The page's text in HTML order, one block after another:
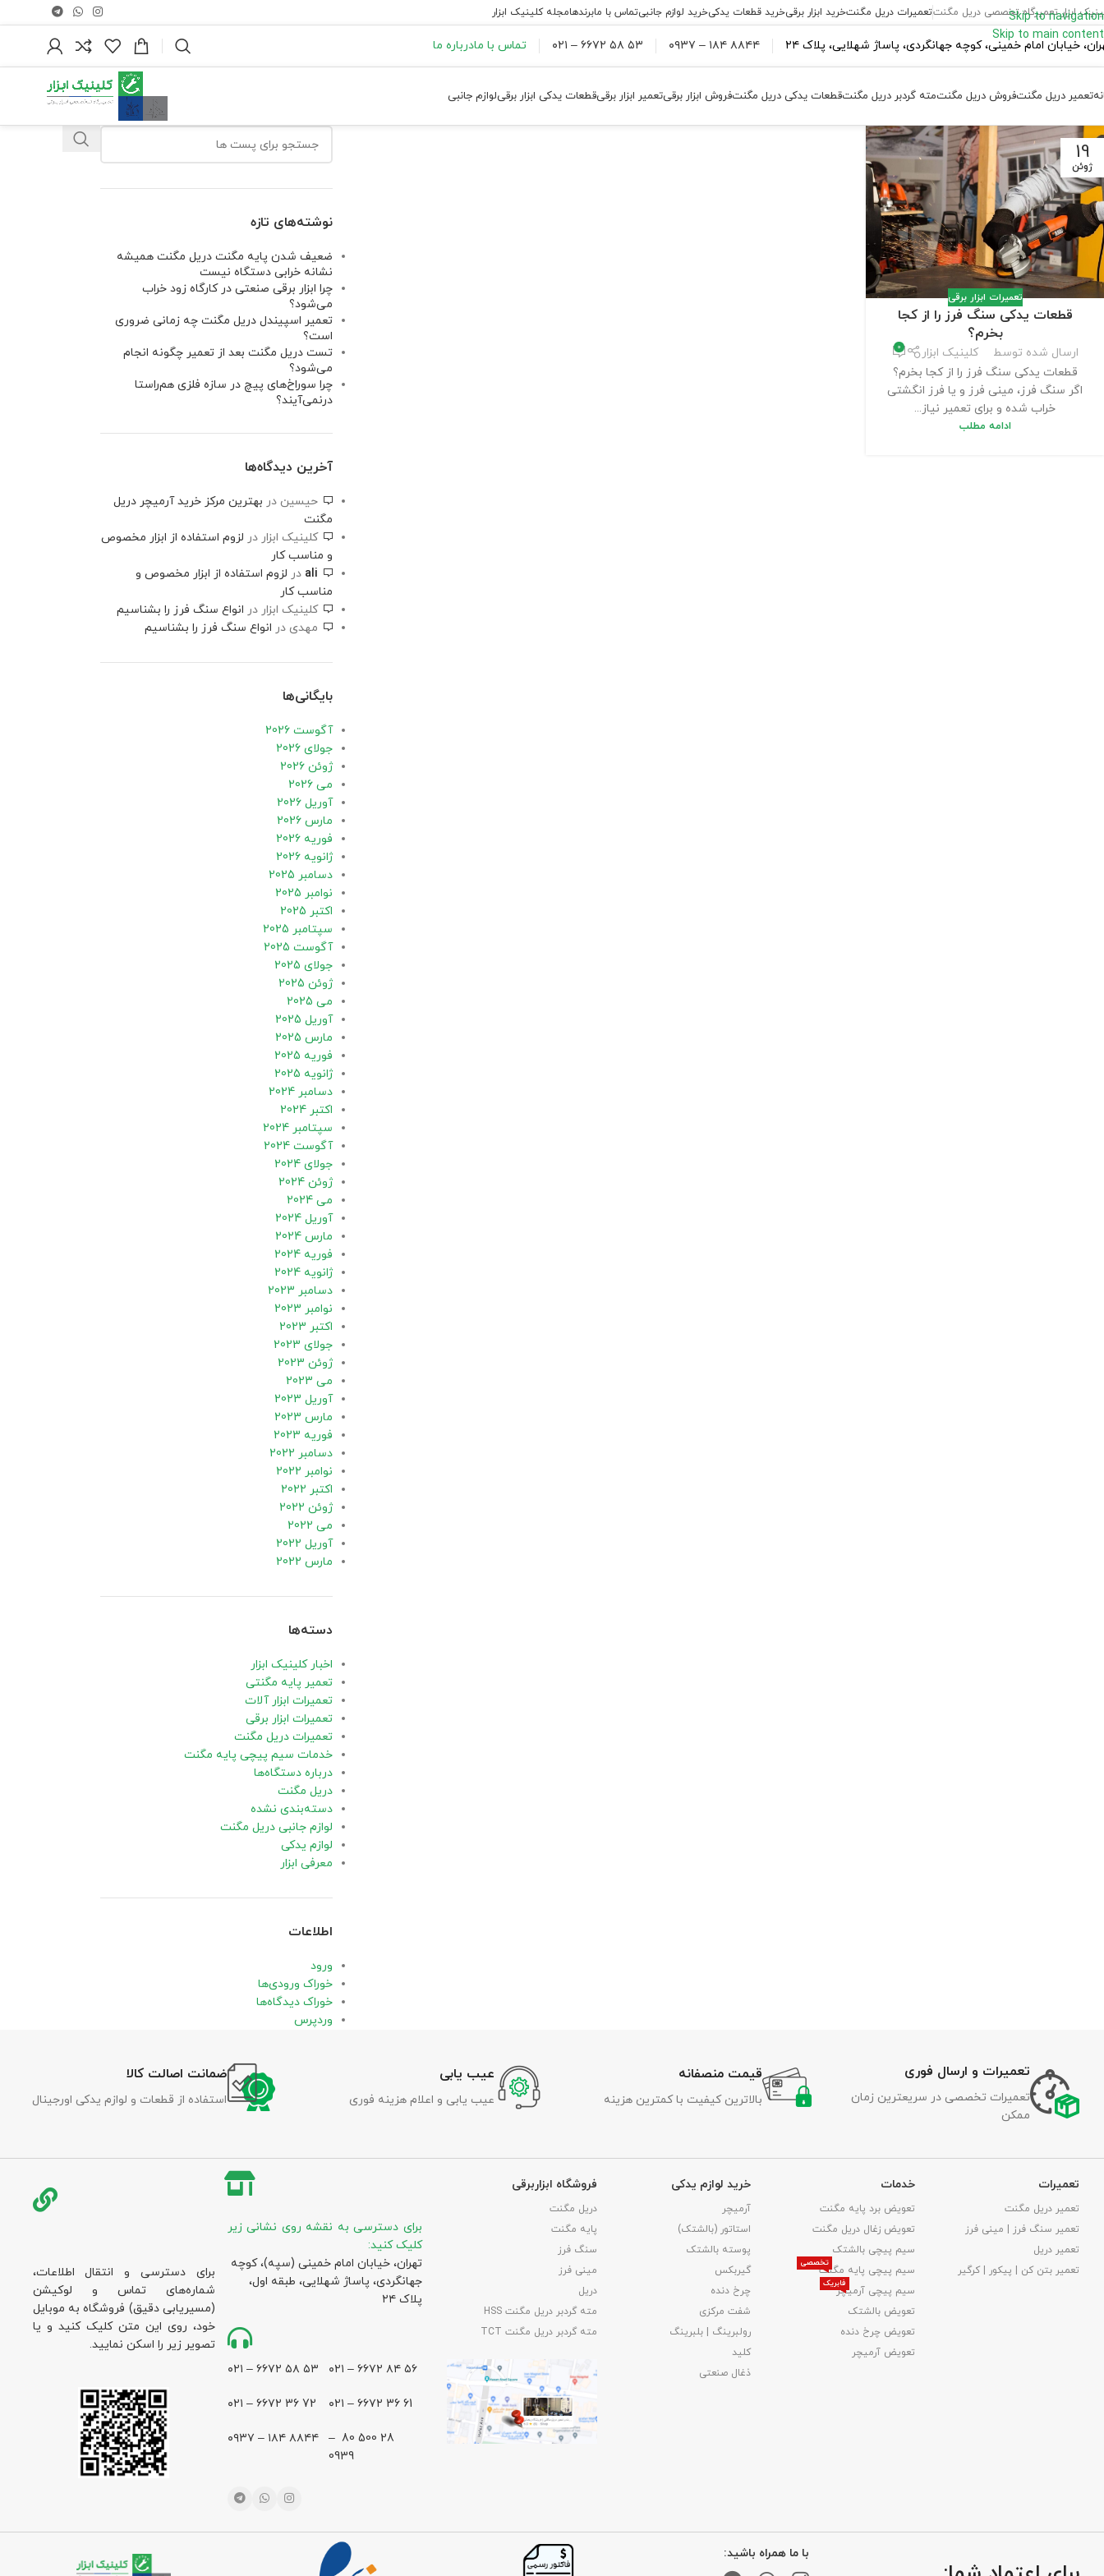
Skip to navigation
Skip to main content
ابزار تعمیرگاه تخصصی دریل مگنتتعمیرات دریل مگنتخرید ابزار برقیخرید قطعات یدکیخرید لوازم جانبیتماس با مابرندهامجله کلینیک ابزار
خیابان امام خمینی، کوچه جهانگردی، پاساژ شهلایی، پلاک ۲۴ ۸۸۴۴ ۱۸۴ – ۰۹۳۷ ۵۳ ۵۸ ۶۶۷۲ – ۰۲۱ تماس با مادرباره ما
تعمیر دریل مگنتفروش دریل مگنتمته گردبر دریل مگنتقطعات یدکی دریل مگنتفروش ابزار برقیتعمیر ابزار برقیقطعات یدکی ابزار برقیلوازم جانبی
19
ژوئن
تعمیرات ابزار برقی
قطعات یدکی سنگ فرز را از کجا
بخرم؟
ارسال شده توسط کلینیک ابزار 0
قطعات یدکی سنگ فرز را از کجا بخرم؟
اگر سنگ فرز، مینی فرز و یا فرز انگشتی
خراب شده و برای تعمیر نیاز...
ادامه مطلب
نوشته‌های تازه
ضعیف شدن پایه مگنت دریل مگنت همیشه
نشانه خرابی دستگاه نیست
چرا ابزار برقی صنعتی در کارگاه زود خراب
می‌شود؟
تعمیر اسپیندل دریل مگنت چه زمانی ضروری
است؟
تست دریل مگنت بعد از تعمیر چگونه انجام
می‌شود؟
چرا سوراخ‌های پیچ در سازه فلزی هم‌راستا
درنمی‌آیند؟
آخرین دیدگاه‌ها
حیسین در بهترین مرکز خرید آرمیچر دریل
مگنت
کلینیک ابزار در لزوم استفاده از ابزار مخصوص
و مناسب کار
ali در لزوم استفاده از ابزار مخصوص و
مناسب کار
کلینیک ابزار در انواع سنگ فرز را بشناسیم
مهدی در انواع سنگ فرز را بشناسیم
بایگانی‌ها
آگوست 2026
جولای 2026
ژوئن 2026
می 2026
آوریل 2026
مارس 2026
فوریه 2026
ژانویه 2026
دسامبر 2025
نوامبر 2025
اکتبر 2025
سپتامبر 2025
آگوست 2025
جولای 2025
ژوئن 2025
می 2025
آوریل 2025
مارس 2025
فوریه 2025
ژانویه 2025
دسامبر 2024
اکتبر 2024
سپتامبر 2024
آگوست 2024
جولای 2024
ژوئن 2024
می 2024
آوریل 2024
مارس 2024
فوریه 2024
ژانویه 2024
دسامبر 2023
نوامبر 2023
اکتبر 2023
جولای 2023
ژوئن 2023
می 2023
آوریل 2023
مارس 2023
فوریه 2023
دسامبر 2022
نوامبر 2022
اکتبر 2022
ژوئن 2022
می 2022
آوریل 2022
مارس 2022
دسته‌ها
اخبار کلینیک ابزار
تعمیر پایه مگنتی
تعمیرات ابزار آلات
تعمیرات ابزار برقی
تعمیرات دریل مگنت
خدمات سیم پیچی پایه مگنت
درباره دستگاه‌ها
دریل مگنت
دسته‌بندی نشده
لوازم جانبی دریل مگنت
لوازم یدکی
معرفی ابزار
اطلاعات
ورود
خوراک ورودی‌ها
خوراک دیدگاه‌ها
وردپرس
تعمیرات و ارسال فوری
تعمیرات تخصصی در سریعترین زمان
ممکن
قیمت منصفانه
بالاترین کیفیت با کمترین هزینه
عیب یابی
عیب یابی و اعلام هزینه فوری
ضمانت اصالت کالا
استفاده از قطعات و لوازم یدکی اورجینال
تعمیرات
تعمیر دریل مگنت
تعمیر سنگ فرز | مینی فرز
تعمیر دریل
تعمیر بتن کن | پیکور | کرگیر
خدمات
تعویض برد پایه مگنت
تعویض زغال دریل مگنت
سیم پیچی بالشتک
سیم پیچی پایه مگنت
تخصصی
سیم پیچی آرمیچر
فابریک
تعویض بالشتک​
تعویض چرخ دنده
تعویض آرمیچر
خرید لوازم یدکی
آرمیچر
استاتور (بالشتک)
پوسته بالشتک
گیربکس
چرخ دنده
شفت مرکزی
رولبرینگ | بلبرینگ
کلید
ذغال صنعتی
فروشگاه ابزاربرقی
دریل مگنت
پایه مگنت
سنگ فرز
مینی فرز
دریل
مته گردبر دریل مگنت HSS
مته گردبر دریل مگنت TCT
برای دسترسی به نقشه روی نشانی زیر
کلیک کنید:
تهران، خیابان امام خمینی (سپه)، کوچه
جهانگردی،‌ پاساژ شهلایی، طبقه اول،
پلاک ۲۴
۵۶ ۸۴ ۶۶۷۲ – ۰۲۱
61 36 ۶۶۷۲ – ۰۲۱
28 500 80 –
0939
۵۳ ۵۸ ۶۶۷۲ – ۰۲۱
72 36 ۶۶۷۲ – ۰۲۱
۸۸۴۴ ۱۸۴ – ۰۹۳۷
برای دسترسی و انتقال اطلاعات،
شماره‌های تماس و لوکیشن
(مسیریابی دقیق) فروشگاه به موبایل
خود، روی این متن کلیک کنید و یا
تصویر زیر را اسکن نمایید.
با ما همراه باشید: